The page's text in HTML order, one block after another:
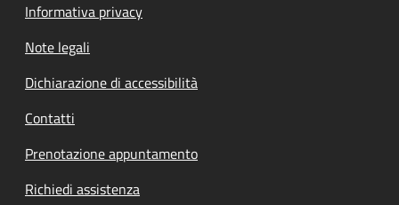
Informativa privacy
Note legali
Dichiarazione di accessibilità
Contatti
Prenotazione appuntamento
Richiedi assistenza